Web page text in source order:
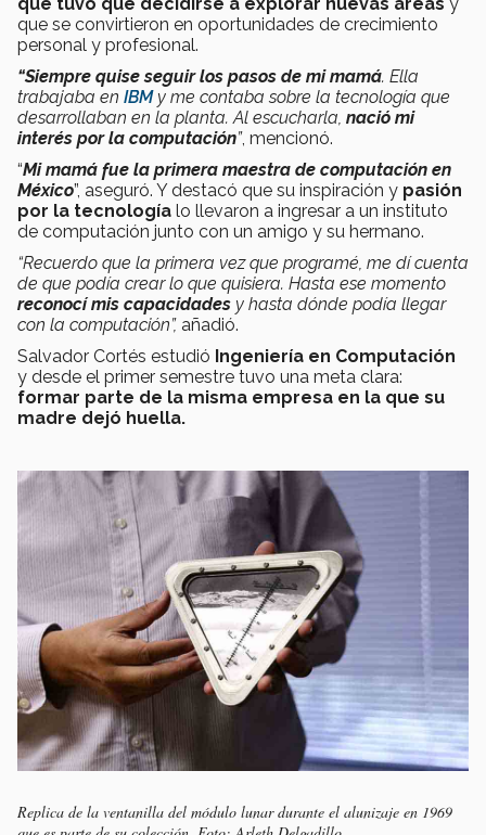
que se convirtieron en oportunidades de crecimiento
personal y profesional.
“Siempre quise seguir los pasos de mi mamá. Ella
trabajaba en IBMy me contaba sobre la tecnología que
desarrollaban en la planta. Al escucharla, nació mi
interés por la computación”, mencionó.
“Mi mamá fue la primera maestra de computación en
México”, aseguró. Y destacó que su inspiración y pasión
por la tecnología lo llevaron a ingresar a un instituto
de computación junto con un amigo y su hermano.
“Recuerdo que la primera vez que programé, me dí cuenta
de que podía crear lo que quisiera. Hasta ese momento
reconocí mis capacidades y hasta dónde podía llegar
con la computación”, añadió.
Salvador Cortés estudió Ingeniería en Computación
y desde el primer semestre tuvo una meta clara:
formar parte de la misma empresa en la que su
madre dejó huella.
Replica de la ventanilla del módulo lunar durante el alunizaje en 1969